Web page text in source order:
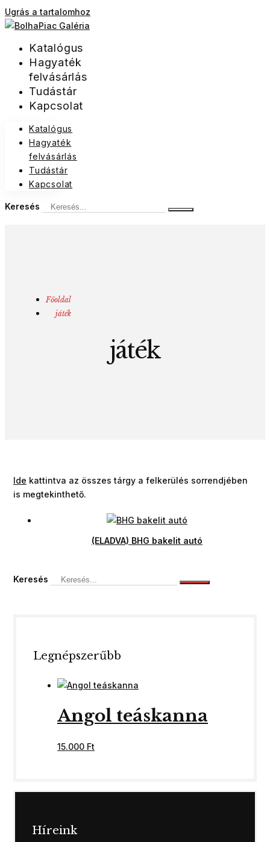
Ugrás a tartalomhoz
Katalógus
Hagyaték
felvásárlás
Tudástár
Kapcsolat
Katalógus
Hagyaték
felvásárlás
Tudástár
Kapcsolat
Keresés
Főoldal
játék
játék
Ide kattintva az összes tárgy a felkerülés sorrendjében
is megtekinthető.
(ELADVA) BHG bakelit autó
Keresés
Legnépszerűbb
Angol teáskanna
15.000 Ft
Híreink